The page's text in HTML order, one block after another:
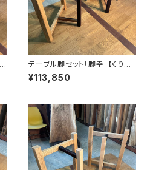
テーブル脚セット「脚幸」【くり＆
キハダ＆カリン＆ウェンジ】【オイ
ル塗装 仕上げ済み】
¥113,850